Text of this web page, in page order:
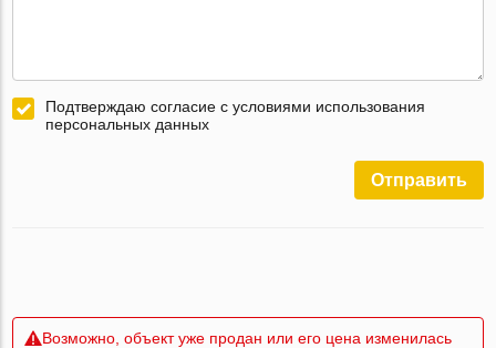
Подтверждаю согласие с условиями использования
персональных данных
Отправить
Возможно, объект уже продан или его цена изменилась